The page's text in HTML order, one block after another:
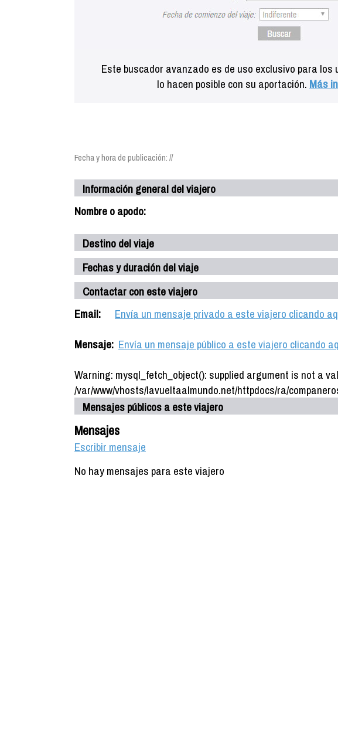
Este buscador avanzado es de uso exclusivo para
lo hacen posible con su aportación. Más
Fecha y hora de publicación: //
Información general del viajero
Nombre o apodo:
Destino del viaje
Fechas y duración del viaje
Contactar con este viajero
Email:
Envía un mensaje privado a este viajero clicando
Mensaje: Envía un mensaje público a este viajero clicando
Warning: mysql_fetch_object(): supplied argument is not a
/var/www/vhosts/lavueltaalmundo.net/httpdocs/ra/
Mensajes públicos a este viajero
Mensajes
Escribir mensaje
No hay mensajes para este viajero